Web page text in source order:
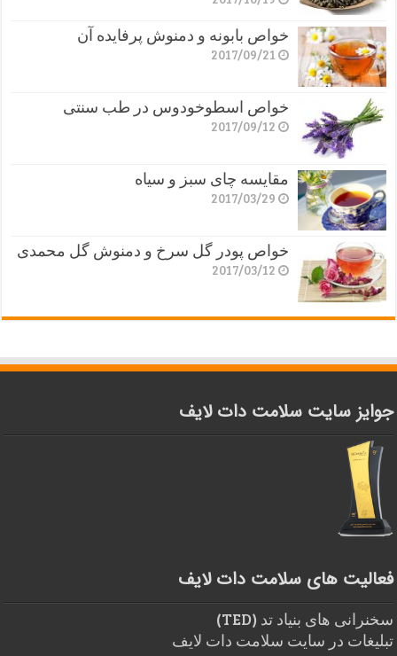
خواص بابونه و دمنوش پرفایده آن
2017/09/21
خواص اسطوخودوس در طب سنتی
2017/09/12
مقایسه چای سبز و سیاه
2017/03/29
خواص پودر گل سرخ و دمنوش گل محمدی
2017/03/12
جوایز سایت سلامت دات لایف
فعالیت های سلامت دات لایف
سخنرانی های بنیاد تد (TED)
تبلیغات در سایت سلامت دات لایف